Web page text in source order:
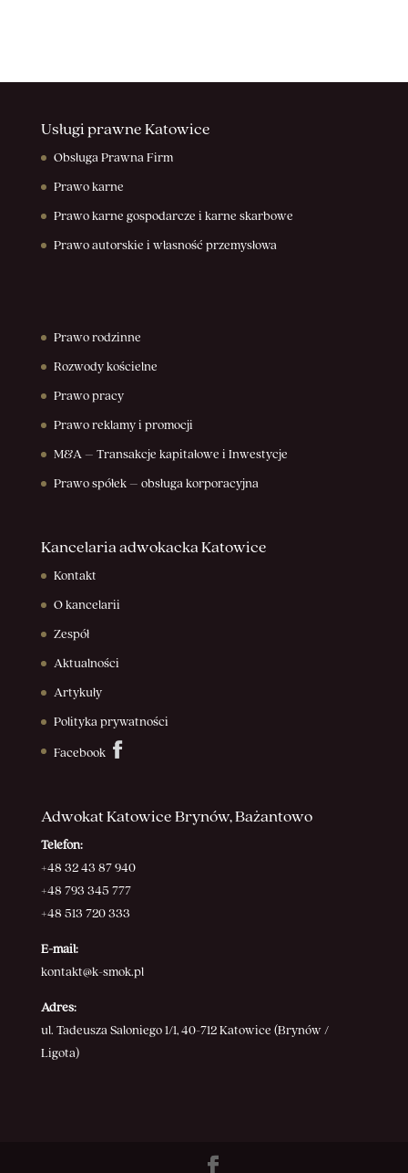
Usługi prawne Katowice
Obsługa Prawna Firm
Prawo karne
Prawo karne gospodarcze i karne skarbowe
Prawo autorskie i własność przemysłowa
Prawo rodzinne
Rozwody kościelne
Prawo pracy
Prawo reklamy i promocji
M&A – Transakcje kapitałowe i Inwestycje
Prawo spółek – obsługa korporacyjna
Kancelaria adwokacka Katowice
Kontakt
O kancelarii
Zespół
Aktualności
Artykuły
Polityka prywatności
Facebook
Adwokat Katowice Brynów, Bażantowo
Telefon:
+48 32 43 87 940
+48 793 345 777
+48 513 720 333
E-mail:
kontakt@k-smok.pl
Adres:
ul. Tadeusza Saloniego 1/1, 40-712 Katowice (Brynów /
Ligota)